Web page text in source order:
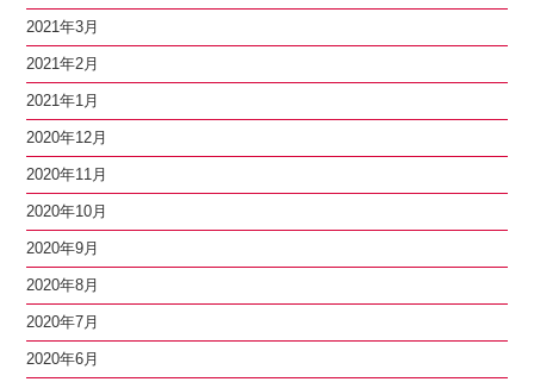
2021年3月
2021年2月
2021年1月
2020年12月
2020年11月
2020年10月
2020年9月
2020年8月
2020年7月
2020年6月